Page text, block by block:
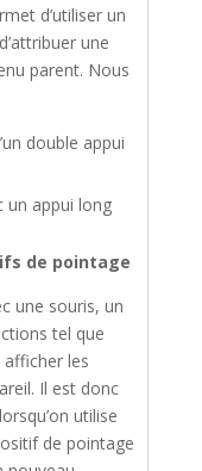
d’utiliser un
une
parent. Nous
double appui
un appui long
de pointage
une souris, un
tel que
afficher les
Il est donc
utilise
de pointage